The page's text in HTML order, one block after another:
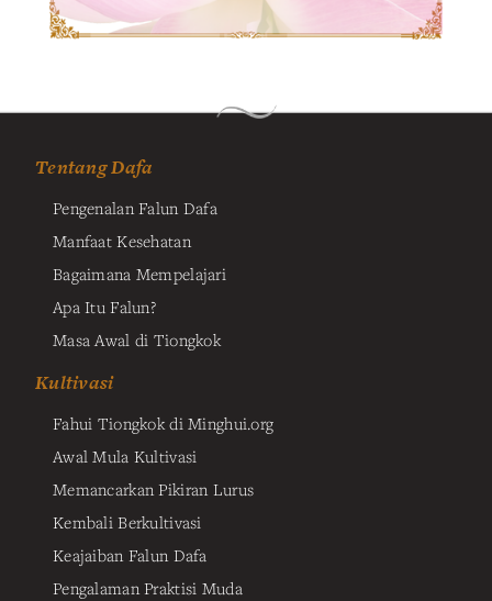
Tentang Dafa
Pengenalan Falun Dafa
Manfaat Kesehatan
Bagaimana Mempelajari
Apa Itu Falun?
Masa Awal di Tiongkok
Kultivasi
Fahui Tiongkok di Minghui.org
Awal Mula Kultivasi
Memancarkan Pikiran Lurus
Kembali Berkultivasi
Keajaiban Falun Dafa
Pengalaman Praktisi Muda